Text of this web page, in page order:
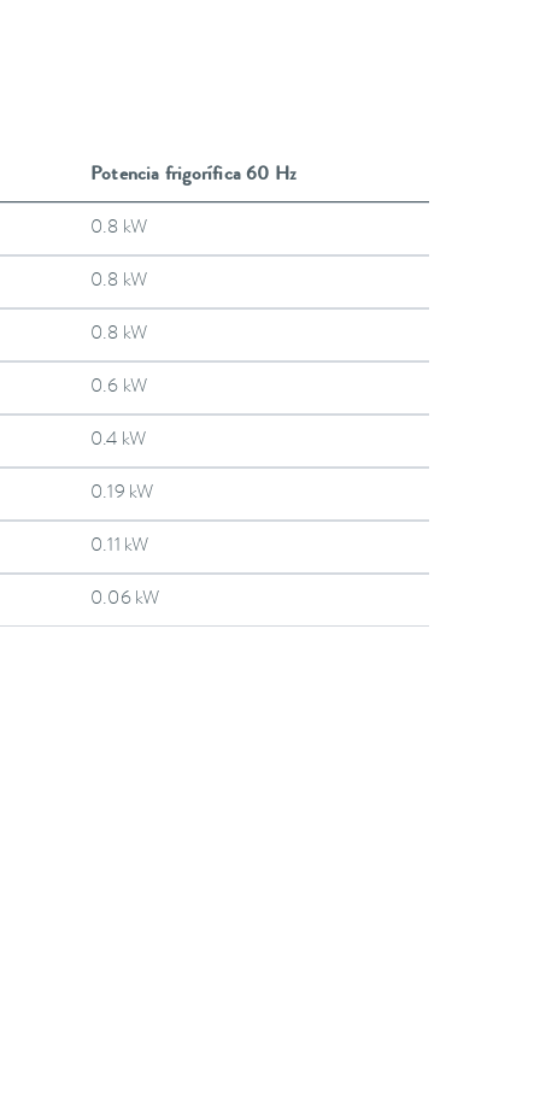
Potencia frigorífica 60 Hz
0.8 kW
0.8 kW
0.8 kW
0.6 kW
0.4 kW
0.19 kW
0.11 kW
0.06 kW